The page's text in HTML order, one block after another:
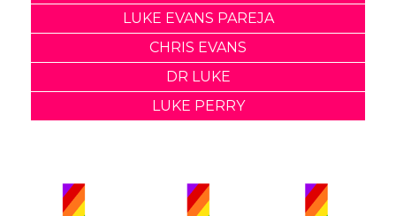
LUKE EVANS PAREJA
CHRIS EVANS
DR LUKE
LUKE PERRY